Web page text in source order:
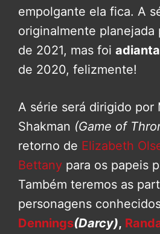
empolgante ela fica. A
originalmente planejada
de 2021, mas foi
de 2020, felizmente!
A série será dirigido por
Shakman (Game of
retorno de Elizabeth
Bettany para os papeis
Também teremos as
personagens
Dennings(Darcy),